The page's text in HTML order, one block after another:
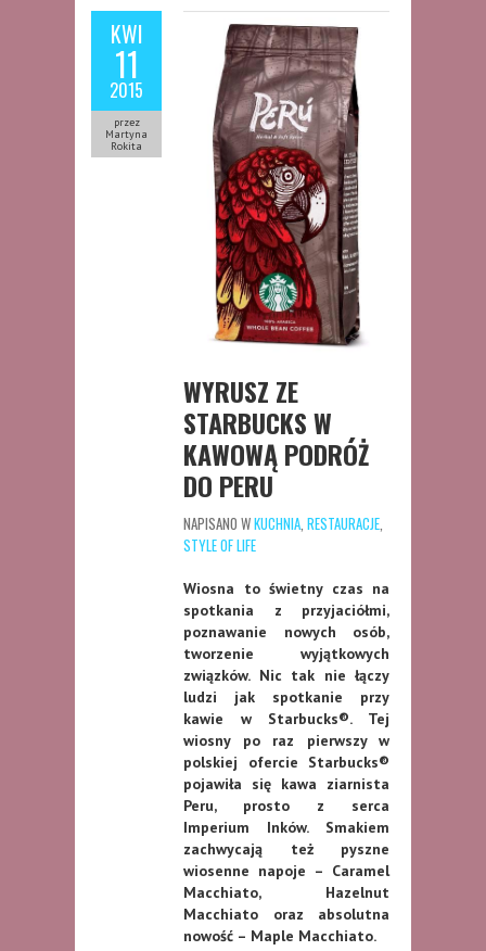
KWI
11
2015
przez
Martyna
Rokita
WYRUSZ ZE
STARBUCKS W
KAWOWĄ PODRÓŻ
DO PERU
NAPISANO WKUCHNIA RESTAURACJE
STYLE OF LIFE
Wiosna to świetny czas na
spotkania z przyjaciółmi,
poznawanie nowych osób,
tworzenie wyjątkowych
związków. Nic tak nie łączy
ludzi jak spotkanie przy
kawie w Starbucks®. Tej
wiosny po raz pierwszy w
polskiej ofercie Starbucks®
pojawiła się kawa ziarnista
Peru, prosto z serca
Imperium Inków. Smakiem
zachwycają też pyszne
wiosenne napoje – Caramel
Macchiato, Hazelnut
Macchiato oraz absolutna
nowość – Maple Macchiato.